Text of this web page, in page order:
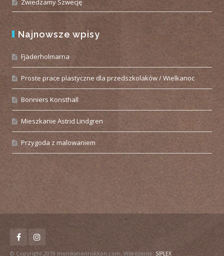
Zwiedzamy Szwecję
Najnowsze wpisy
Fjäderholmarna
Proste prace plastyczne dla przedszkolaków / Wielkanoc
Bonniers Konsthall
Mieszkanie Astrid Lindgren
Przygoda z malowaniem
© Copyright 2019 monikahenriskkon.com. Wdrożenie: SIPLEX